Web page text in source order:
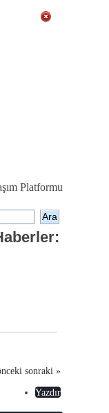
Platformu
sonraki »
Yazdır